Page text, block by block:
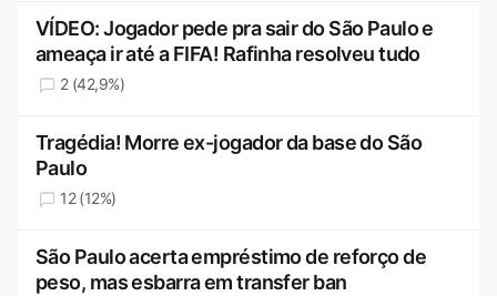
VÍDEO: Jogador pede pra sair do São Paulo e
ameaça ir até a FIFA! Rafinha resolveu tudo
2 (42,9%)
Tragédia! Morre ex-jogador da base do São
Paulo
12 (12%)
São Paulo acerta empréstimo de reforço de
peso, mas esbarra em transfer ban